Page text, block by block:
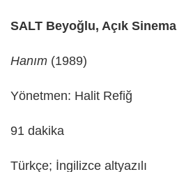
SALT Beyoğlu, Açık Sinema
Hanım (1989)
Yönetmen: Halit Refiğ
91 dakika
Türkçe; İngilizce altyazılı